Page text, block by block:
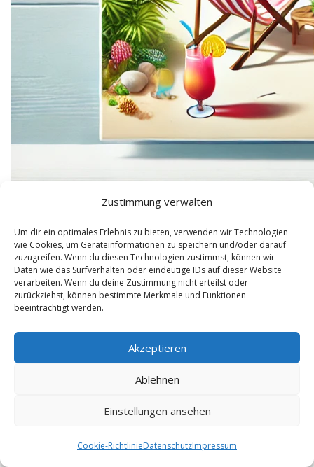
Zustimmung verwalten
Um dir ein optimales Erlebnis zu bieten, verwenden wir Technologien
wie Cookies, um Geräteinformationen zu speichern und/oder darauf
zuzugreifen. Wenn du diesen Technologien zustimmst, können wir
Daten wie das Surfverhalten oder eindeutige IDs auf dieser Website
verarbeiten. Wenn du deine Zustimmung nicht erteilst oder
zurückziehst, können bestimmte Merkmale und Funktionen
beeinträchtigt werden.
Akzeptieren
Ablehnen
Einstellungen ansehen
Cookie-RichtlinieDatenschutzImpressum
Warum ist die Teilnahme in Sachen
Reisebüro Zülpich notwendig?
Willkommen im digitalen Reisebüro – Ihr
Experte für günstige Urlaubsbuchungen und
die perfekte Reiseplanung. Sie möchten
preisgünstig verreisen und dabei …
› »